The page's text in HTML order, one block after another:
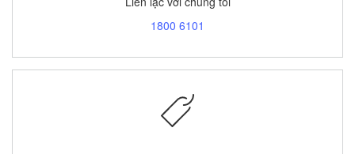
1800 6101